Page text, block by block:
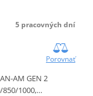
5 pracovných dní
Porovnať
AM GEN 2
850/1000,…